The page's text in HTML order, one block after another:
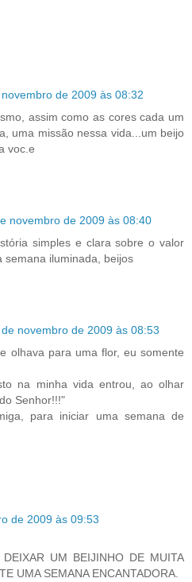
de 2009 às 08:32
assim como as cores cada um
uma missão nessa vida...um beijo
voc.e
novembro de 2009 às 08:40
simples e clara sobre o valor
semana iluminada, beijos
novembro de 2009 às 08:53
olhava para uma flor, eu somente
na minha vida entrou, ao olhar
Senhor!!!"
para iniciar uma semana de
de 2009 às 09:53
DEIXAR UM BEIJINHO DE MUITA
UMA SEMANA ENCANTADORA.